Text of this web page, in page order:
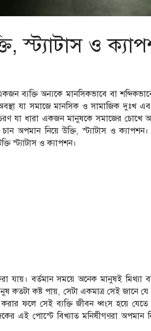
স্ট্যাটাস ও
ব্যক্তি অন্যকে মানসিকভাবে বা
যা সমাজে মানসিক ও সামাজিক দুঃখ
যা ধারা একজন মানুষকে সমাজের চোখে
অপমান নিয়ে উক্তি, স্ট্যাটাস ও
স্ট্যাটাস ও ক্যাপশন।
বর্তমান সময়ে অনেক মানুষই মিথ্যা
কতটা কষ্ট পায়, সেটা একমাত্র সেই জানে
ফলে সেই ব্যক্তি জীবন ধ্বংস হয়ে
এই পোস্টে বিখ্যাত মনিষীগণরা অপমান